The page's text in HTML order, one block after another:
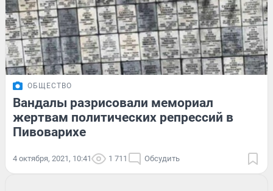
ОБЩЕСТВО
Вандалы разрисовали мемориал
жертвам политических репрессий в
Пивоварихе
4 октября, 2021, 10:41 1 711 Обсудить